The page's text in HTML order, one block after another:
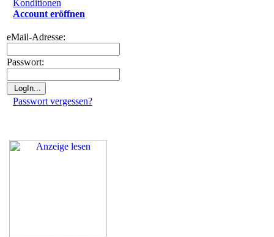
Konditionen
Account eröffnen
eMail-Adresse:
Passwort:
Passwort vergessen?